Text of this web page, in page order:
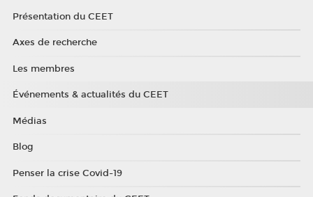
Présentation du CEET
Axes de recherche
Les membres
Événements & actualités du CEET
Médias
Blog
Penser la crise Covid-19